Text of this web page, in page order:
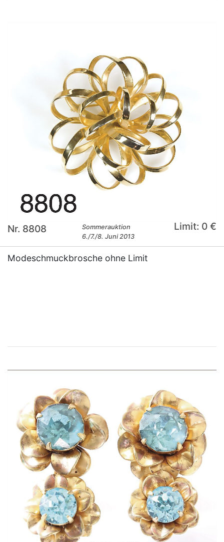
Nr. 8808
Sommerauktion
6./7./8. Juni 2013
Limit: 0 €
Modeschmuckbrosche ohne Limit